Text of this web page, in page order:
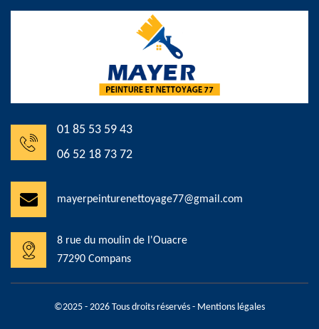
01 85 53 59 43
06 52 18 73 72
mayerpeinturenettoyage77@gmail.com
8 rue du moulin de l'Ouacre
77290 Compans
©2025 - 2026 Tous droits réservés - Mentions légales